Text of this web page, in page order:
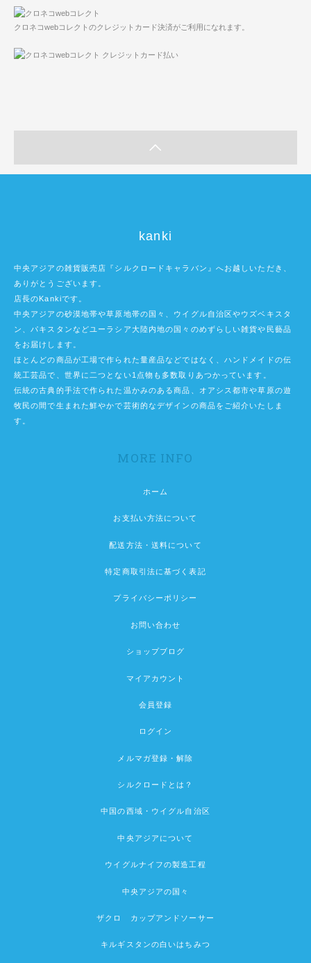
クロネコwebコレクトのクレジットカード決済がご利用になれます。
kanki
中央アジアの雑貨販売店『シルクロードキャラバン』へお越しいただき、
ありがとうございます。
店長のKankiです。
中央アジアの砂漠地帯や草原地帯の国々、ウイグル自治区やウズベキスタ
ン、パキスタンなどユーラシア大陸内地の国々のめずらしい雑貨や民藝品
をお届けします。
ほとんどの商品が工場で作られた量産品などではなく、ハンドメイドの伝
統工芸品で、世界に二つとない1点物も多数取りあつかっています。
伝統の古典的手法で作られた温かみのある商品、オアシス都市や草原の遊
牧民の間で生まれた鮮やかで芸術的なデザインの商品をご紹介いたしま
す。
MORE INFO
ホーム
お支払い方法について
配送方法・送料について
特定商取引法に基づく表記
プライバシーポリシー
お問い合わせ
ショップブログ
マイアカウント
会員登録
ログイン
メルマガ登録・解除
シルクロードとは？
中国の西域・ウイグル自治区
中央アジアについて
ウイグルナイフの製造工程
中央アジアの国々
ザクロ カップアンドソーサー
キルギスタンの白いはちみつ